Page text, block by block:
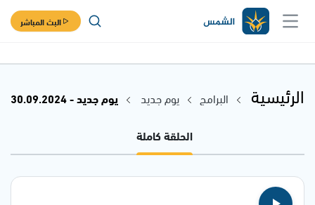
البث المباشر
الرئيسية البرامج يوم جديد
يوم جديد - 30.09.2024
الحلقة كاملة